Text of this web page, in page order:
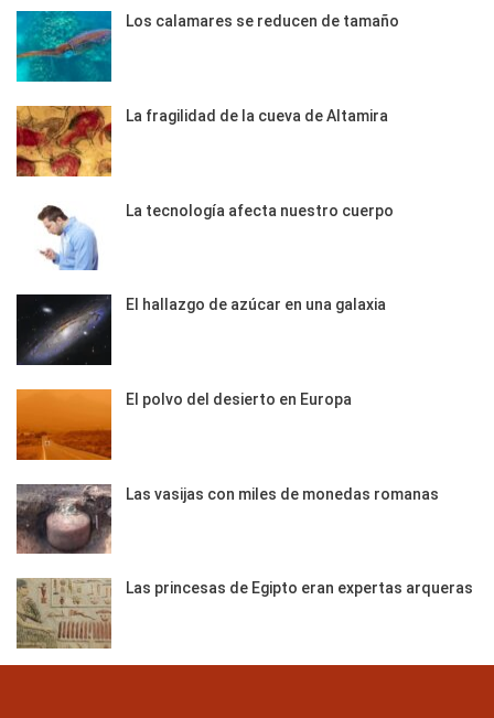
Los calamares se reducen de tamaño
La fragilidad de la cueva de Altamira
La tecnología afecta nuestro cuerpo
El hallazgo de azúcar en una galaxia
El polvo del desierto en Europa
Las vasijas con miles de monedas romanas
Las princesas de Egipto eran expertas arqueras